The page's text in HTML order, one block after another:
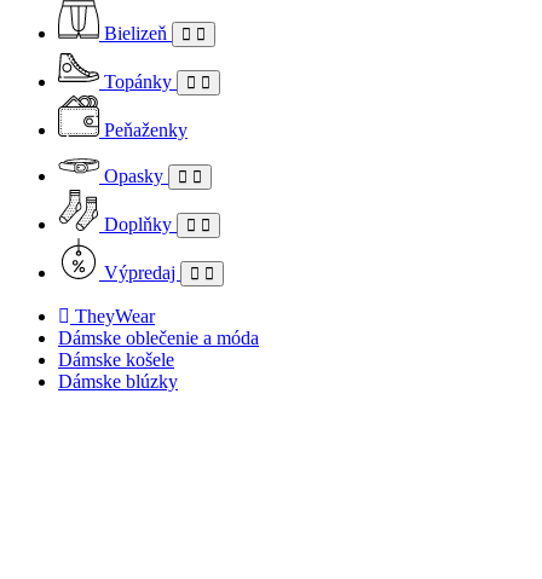
Bielizeň
Topánky
Peňaženky
Opasky
Doplňky
Výpredaj
TheyWear
Dámske oblečenie a móda
Dámske košele
Dámske blúzky